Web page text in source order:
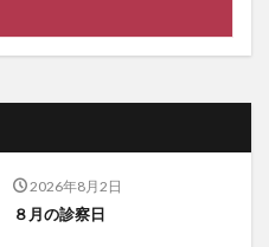
2026年8月2日
８月の診察日